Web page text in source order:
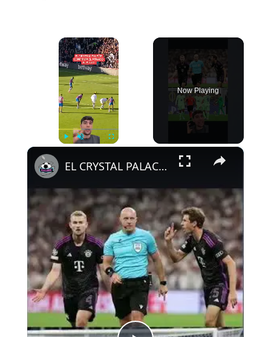
×
Now Playing
×
EL CRYSTAL PALACE LE DA LA RAZÓN AL ATLETI